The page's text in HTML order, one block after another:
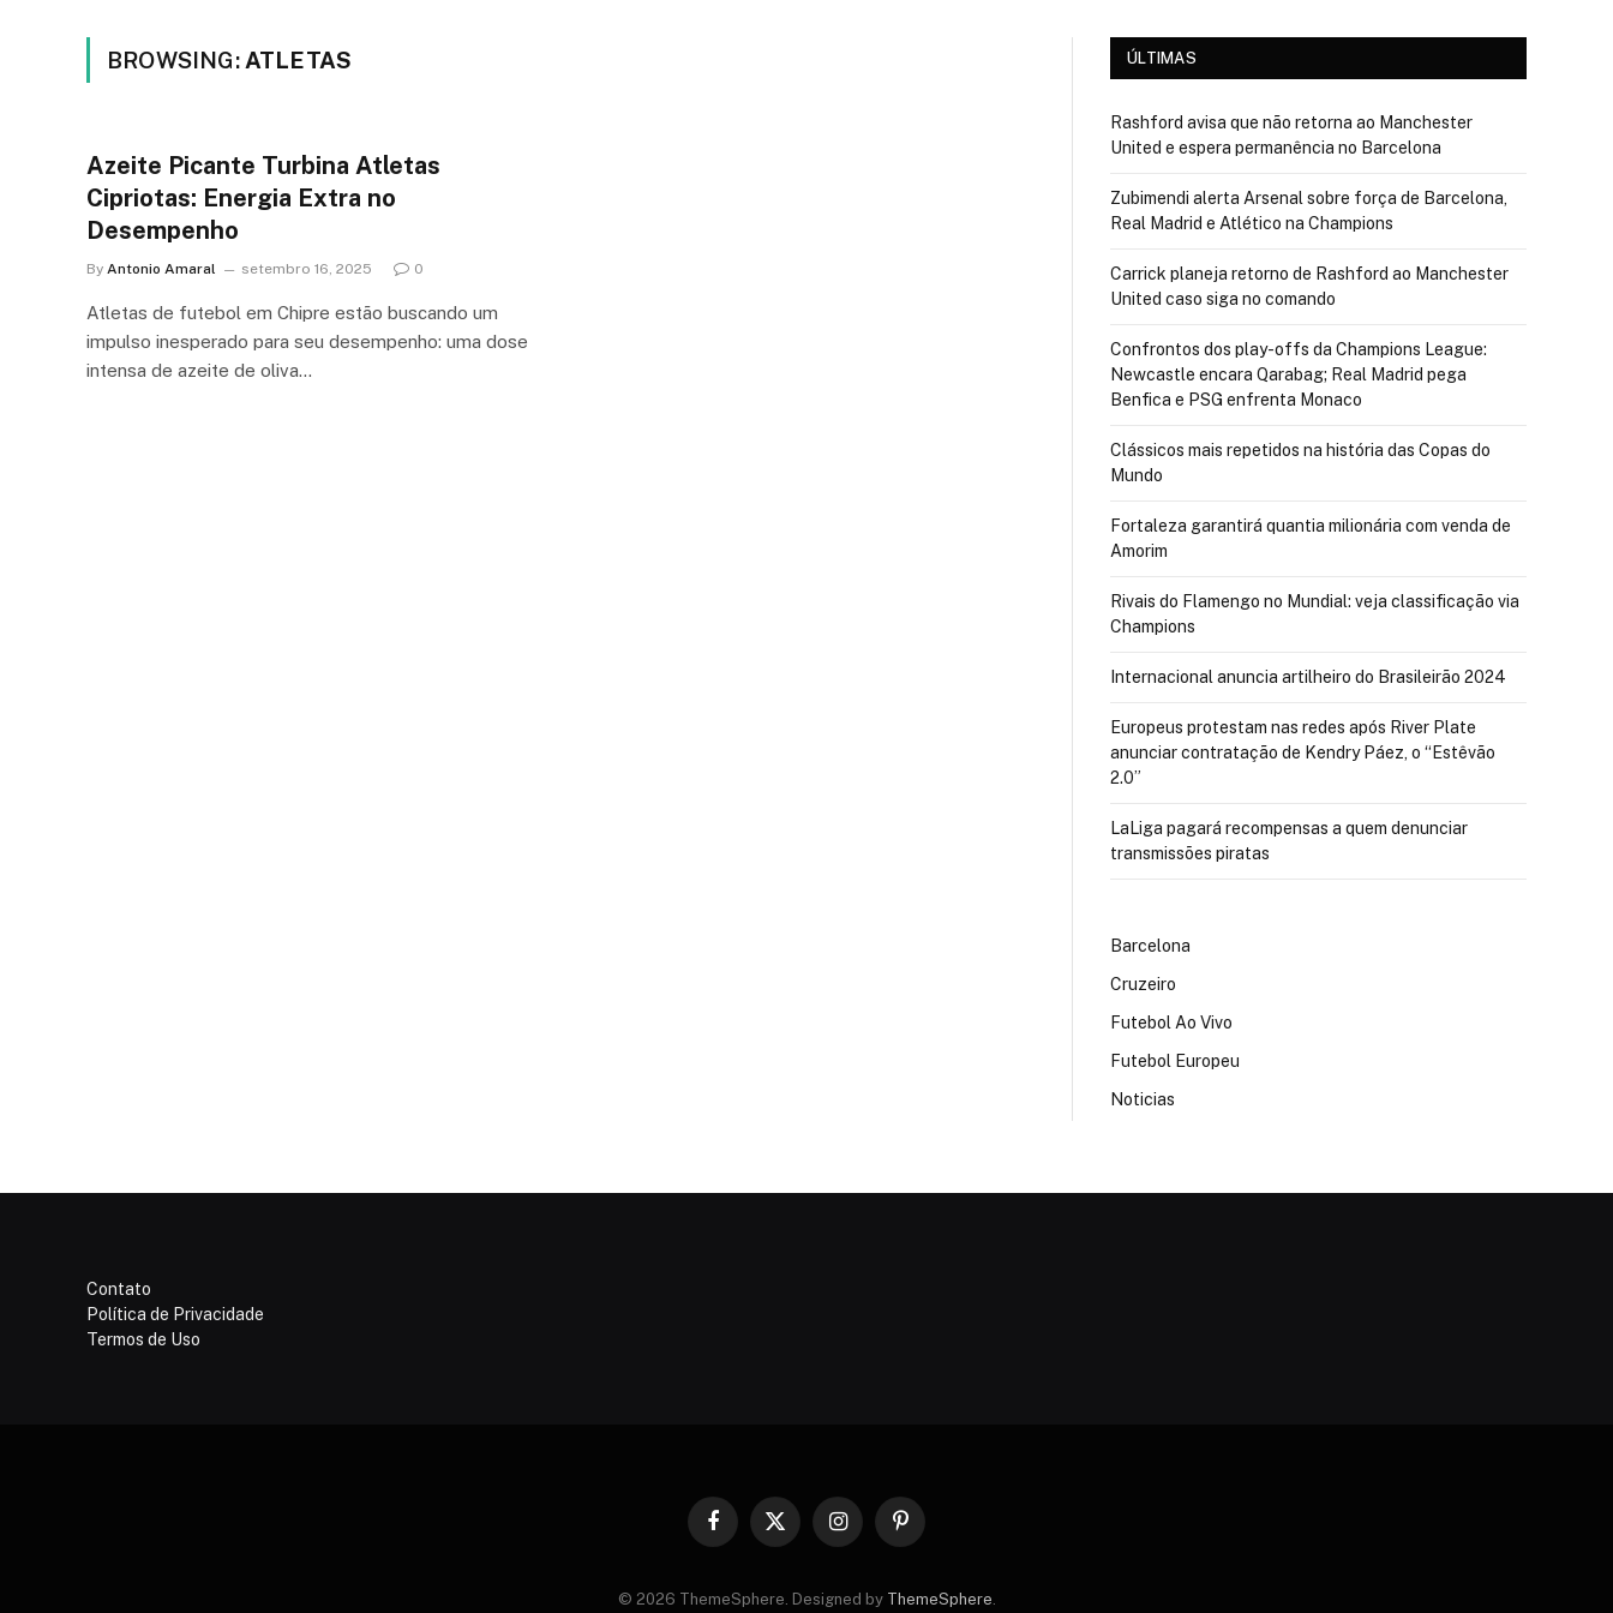
BROWSING: ATLETAS
Azeite Picante Turbina Atletas
Cipriotas: Energia Extra no
Desempenho
By Antonio Amaral setembro 16, 2025 0
Atletas de futebol em Chipre estão buscando um
impulso inesperado para seu desempenho: uma dose
intensa de azeite de oliva…
ÚLTIMAS
Rashford avisa que não retorna ao Manchester
United e espera permanência no Barcelona
Zubimendi alerta Arsenal sobre força de Barcelona,
Real Madrid e Atlético na Champions
Carrick planeja retorno de Rashford ao Manchester
United caso siga no comando
Confrontos dos play-offs da Champions League:
Newcastle encara Qarabag; Real Madrid pega
Benfica e PSG enfrenta Monaco
Clássicos mais repetidos na história das Copas do
Mundo
Fortaleza garantirá quantia milionária com venda de
Amorim
Rivais do Flamengo no Mundial: veja classificação via
Champions
Internacional anuncia artilheiro do Brasileirão 2024
Europeus protestam nas redes após River Plate
anunciar contratação de Kendry Páez, o “Estêvão
2.0”
LaLiga pagará recompensas a quem denunciar
transmissões piratas
Barcelona
Cruzeiro
Futebol Ao Vivo
Futebol Europeu
Noticias
Contato
Política de Privacidade
Termos de Uso
Facebook
X
InstagramPinterest
© 2026 ThemeSphere. Designed by ThemeSphere.